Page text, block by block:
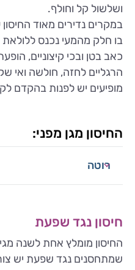
ושלשול קל וחולף.
במקרים נדירים מאוד
בו חלק מהמעי נכנס ללולאת
כאב בטן ובכי קיצוניים,
הרגליים לחזה, חולשה ואי
מופיעים יש לפנות בהקדם
החיסון מגן מפני:
רוטה
חיסון נגד שפעת
שמתחסנים נגד שפעת יש